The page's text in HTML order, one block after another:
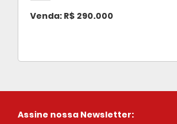
Venda: R$ 290.000
Assine nossa Newsletter: